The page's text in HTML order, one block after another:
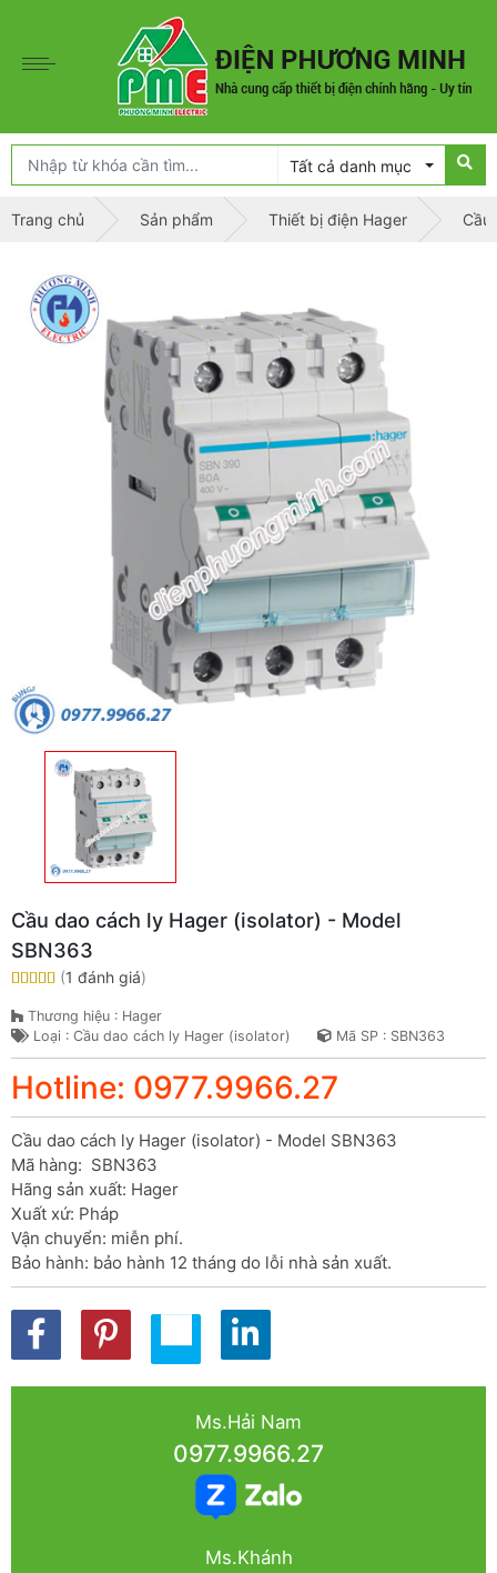
Tất cả danh mục
Trang chủ Sản phẩm Thiết bị điện Hager Cầu
Cầu dao cách ly Hager (isolator) - Model
SBN363
(1 đánh giá)
Thương hiệu : Hager
Loại : Cầu dao cách ly Hager (isolator)
Mã SP : SBN363
Hotline: 0977.9966.27
Cầu dao cách ly Hager (isolator) - Model SBN363
Mã hàng:  SBN363
Hãng sản xuất: Hager
Xuất xứ: Pháp
Vận chuyển: miễn phí.
Bảo hành: bảo hành 12 tháng do lỗi nhà sản xuất.
Ms.Hải Nam
0977.9966.27
Ms.Khánh